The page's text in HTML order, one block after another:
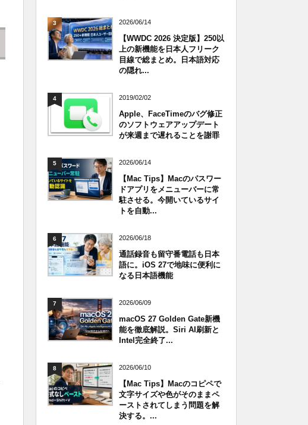
3 2026/06/14
【WWDC 2026 決定版】250以
上の新機能を日本人フリーク
目線で総まとめ。日本語対応
の隠れ...
4 2019/02/02
Apple、FaceTimeのバグ修正
のソフトウェアアップデート
が来週まで遅れることを謝罪
5 2026/06/14
【Mac Tips】Macのパスワー
ドアプリをメニューバーに常
駐させる。今開いているサイ
トを自動...
6 2026/06/18
通話録音も留守番電話も日本
語に。iOS 27で地味に便利に
なる日本語機能
7 2026/06/09
macOS 27 Golden Gate新機
能を徹底解説。Siri AI刷新と
Intel完全終了...
8 2026/06/10
【Mac Tips】Macのコピペで
文字サイズや色がそのままペ
ーストされてしまう問題を解
決する。...